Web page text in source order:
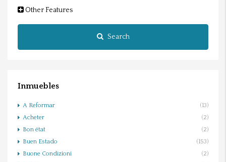
Other Features
Search
Inmuebles
A Reformar
(13)
Acheter
(2)
Bon état
(2)
Buen Estado
(153)
Buone Condizioni
(2)